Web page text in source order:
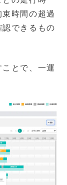
時間の超過
できるもの
とで、一運